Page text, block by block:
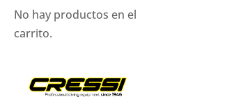
No hay productos en el
carrito.